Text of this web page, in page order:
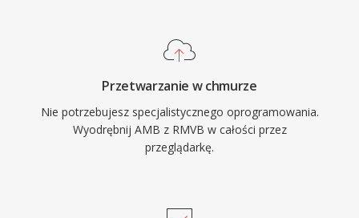
Przetwarzanie w chmurze
Nie potrzebujesz specjalistycznego oprogramowania.
Wyodrębnij AMB z RMVB w całości przez
przeglądarkę.